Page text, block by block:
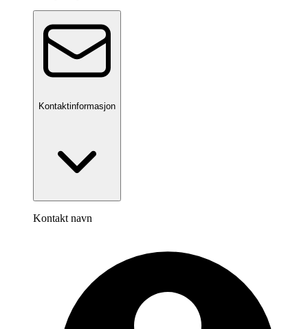
Kontaktinformasjon
Kontakt navn